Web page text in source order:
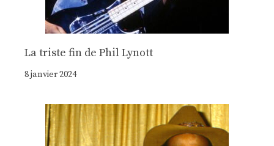
La triste fin de Phil Lynott
8 janvier 2024